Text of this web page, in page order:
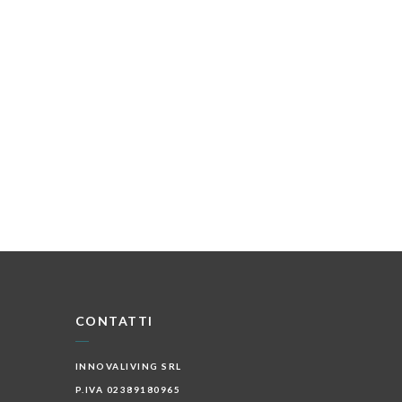
CONTATTI
INNOVALIVING SRL
P.IVA 02389180965